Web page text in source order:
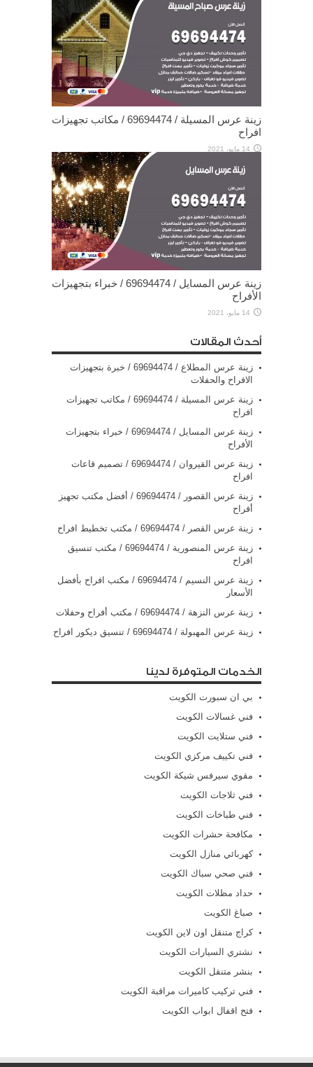
زينة عرس المسيلة / 69694474 / مكاتب تجهيزات
افراح
14 مايو، 2021
زينة عرس المسايل / 69694474 / خبراء بتجهيزات
الأفراح
14 مايو، 2021
أحدث المقالات
زينة عرس المطلاع / 69694474 / خبرة بتجهيزات
الافراح والحفلات
زينة عرس المسيلة / 69694474 / مكاتب تجهيزات
افراح
زينة عرس المسايل / 69694474 / خبراء بتجهيزات
الأفراح
زينة عرس القيروان / 69694474 / تصميم قاعات
افراح
زينة عرس القصور / 69694474 / أفضل مكتب تجهيز
أفراح
زينة عرس القصر / 69694474 / مكتب تخطيط افراح
زينة عرس المنصورية / 69694474 / مكتب تنسيق
افراح
زينة عرس النسيم / 69694474 / مكتب افراح بأفضل
الأسعار
زينة عرس النزهة / 69694474 / مكتب أفراح وحفلات
زينة عرس المهبولة / 69694474 / تنسيق ديكور افراح
الخدمات المتوفرة لدينا
بي ان سبورت الكويت
فني غسالات الكويت
فني ستلايت الكويت
فني تكييف مركزي الكويت
مقوي سيرفس شيكة الكويت
فني ثلاجات الكويت
فني طباخات الكويت
مكافحة حشرات الكويت
كهربائي منازل الكويت
فني صحي سباك الكويت
حداد مظلات الكويت
صباغ الكويت
كراج متنقل اون لاين الكويت
نشتري السيارات الكويت
بنشر متنقل الكويت
فني تركيب كاميرات مراقبة الكويت
فتح اقفال ابواب الكويت